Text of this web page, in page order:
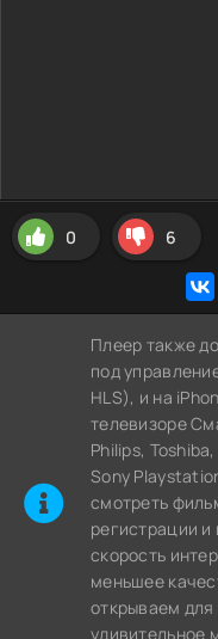
0 6
Плеер также
под
HLS), и на
телевизоре
Philips,
Sony
cмотреть
регистрации и
скорость
меньшее
открываем
удивительное